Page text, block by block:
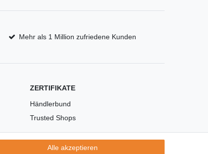
Mehr als 1 Million zufriedene Kunden
ZERTIFIKATE
Händlerbund
Trusted Shops
Alle akzeptieren